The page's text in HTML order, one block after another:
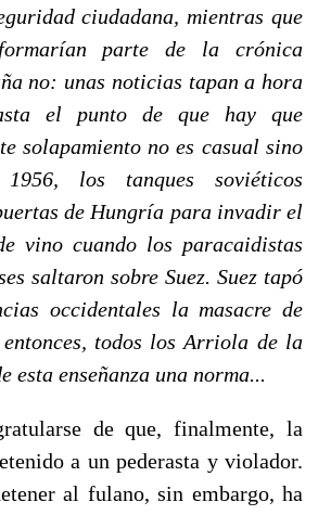
ciudadana, mientras que
parte de la crónica
no: unas noticias tapan a hora
el punto de que hay que
solapamiento no es casual sino
los tanques soviéticos
de Hungría para invadir el
vino cuando los paracaidistas
saltaron sobre Suez. Suez tapó
occidentales la masacre de
entonces, todos los Arriola de la
esta enseñanza una norma...
de que, finalmente, la
a un pederasta y violador.
al fulano, sin embargo, ha